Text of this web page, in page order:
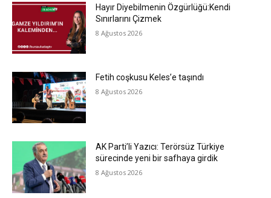
Hayır Diyebilmenin Özgürlüğü:Kendi
Sınırlarını Çizmek
8 Ağustos 2026
Fetih coşkusu Keles’e taşındı
8 Ağustos 2026
AK Parti’li Yazıcı: Terörsüz Türkiye
sürecinde yeni bir safhaya girdik
8 Ağustos 2026